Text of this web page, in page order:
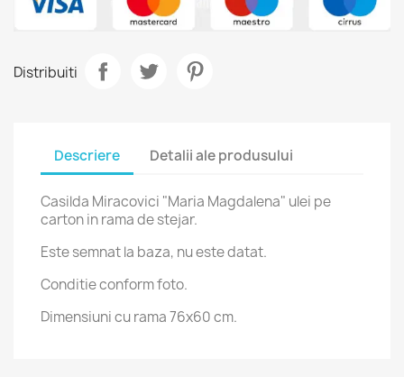
Distribuiti
Descriere Detalii ale produsului
Casilda Miracovici "Maria Magdalena" ulei pe
carton in rama de stejar.
Este semnat la baza, nu este datat.
Conditie conform foto.
Dimensiuni cu rama 76x60 cm.